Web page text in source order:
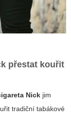
přestat kouřit
Nick jim
tradiční tabákové